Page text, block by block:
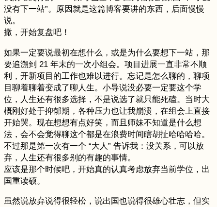
没有下一站”。原因就是这篇博客要讲的东西，后面慢慢
说。
撒，开始复盘吧！
如果一定要说最初在想什么，或是为什么要想下一站，那
要追溯到 21 年末的一次小组会。项目进展一直非常不顺
利，开新项目的工作也难以进行。忘记是怎么聊的，聊项
目聊着聊着变成了聊人生。小导说没必要一定要这个学
位，人生还有很多选择，不是说选了就只能死磕。当时大
概刚好处于抑郁期，各种压力也让我崩溃，在组会上直接
开始哭。现在想想有点好笑，而且师妹不知道是什么想
法，会不会觉得聊这个都是在浪费时间瞎胡扯哈哈哈哈。
不过那是第一次有一个 “大人” 告诉我：没关系，可以放
弃，人生还有很多别的有趣的事情。
应该是那个时候吧，开始真的认真考虑放弃当前学位，出
国重读硕。
虽然说放弃说得很轻松，说出国也说得很雄心壮志，但实